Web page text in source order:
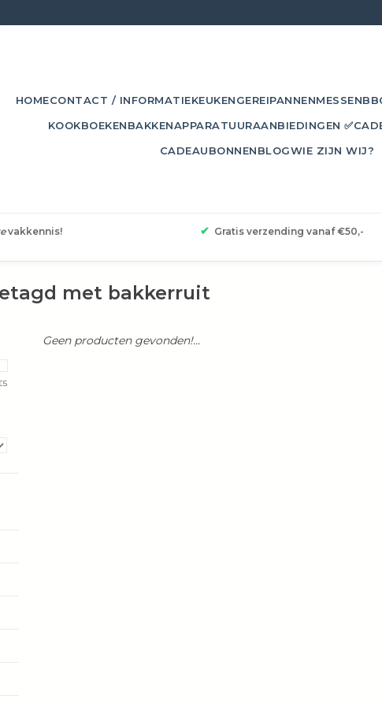
HOMECONTACT / INFORMATIEKEUKENGEREIPANNENMESSEN
KOOKBOEKENBAKKENAPPARATUURAANBIEDINGEN ✅
CADEAUBONNENBLOGWIE ZIJN WIJ?
vakkennis! ✔ Gratis verzending vanaf €50,-
met bakkerruit
5
Geen producten gevonden!...